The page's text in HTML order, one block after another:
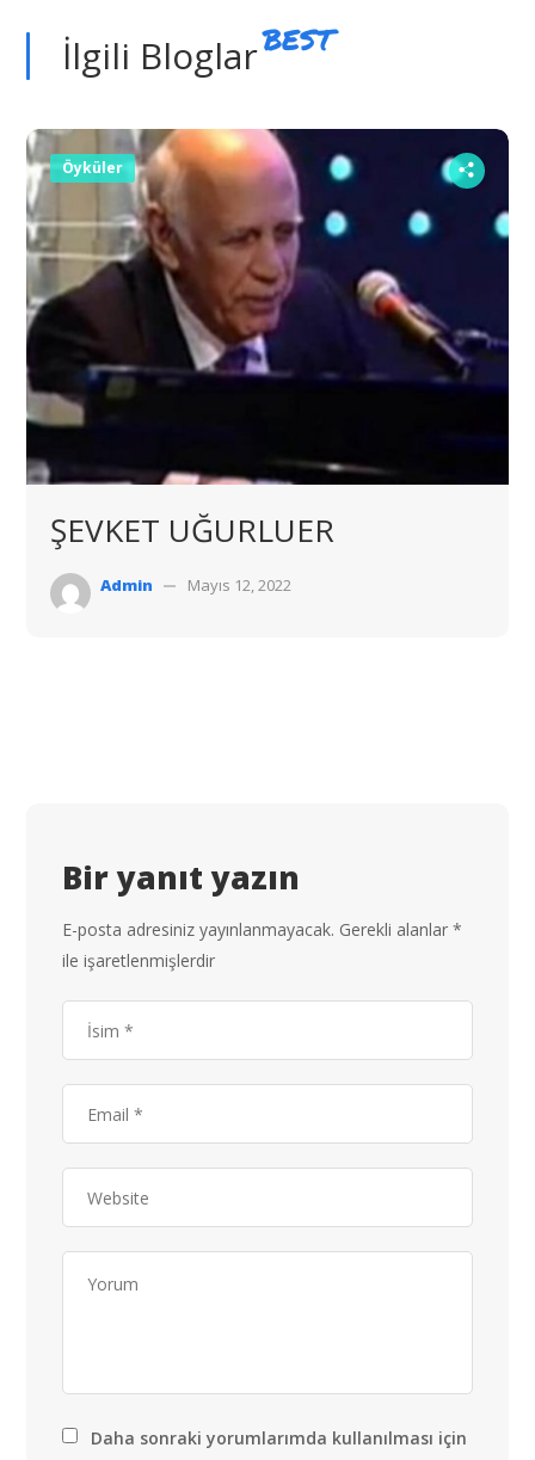
İlgili BloglarBEST
Öyküler
ŞEVKET UĞURLUER
Admin Mayıs 12, 2022
Bir yanıt yazın
E-posta adresiniz yayınlanmayacak. Gerekli alanlar*
ile işaretlenmişlerdir
Daha sonraki yorumlarımda kullanılması için